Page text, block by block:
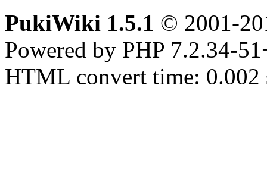
PukiWiki 1.5.1 © 2001-
Powered by PHP 7.2.34-
HTML convert time: 0.002